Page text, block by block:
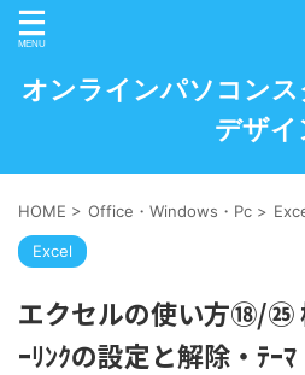
オンラインパソコン
デザイ
HOME > Office・Windows・Pc >
Excel
エクセルの使い方⑱/㉕
ｰﾘﾝｸの設定と解除・ﾃｰﾏ